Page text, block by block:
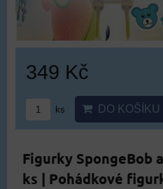
349 Kč
ks DO KOŠÍKU
Figurky SpongeBob
ks | Pohádkové